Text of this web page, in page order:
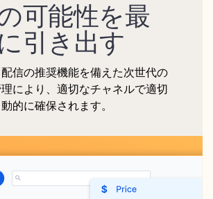
可能性を最
引き出す
信の推奨機能を備えた次世代の
により、適切なチャネルで適切
的に確保されます。